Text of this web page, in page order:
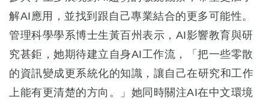
解AI應用，並找到跟自己專業結合的更多可能性。
管理科學學系博士生黃百州表示，AI影響教育與研
究甚鉅，她期待建立自身AI工作流，「把一些零散
的資訊變成更系統化的知識，讓自己在研究和工作
上能有更清楚的方向。」她同時關注AI在中文環境